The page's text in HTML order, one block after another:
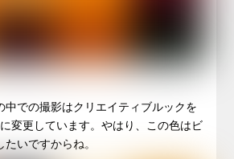
中での撮影はクリエイティブルックを
に変更しています。やはり、この色はビ
いですからね。